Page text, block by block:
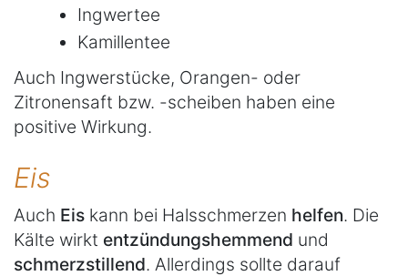
Ingwertee
Kamillentee
Auch Ingwerstücke, Orangen- oder
Zitronensaft bzw. -scheiben haben eine
positive Wirkung.
Eis
Auch Eis kann bei Halsschmerzen helfen. Die
Kälte wirkt entzündungshemmend und
schmerzstillend. Allerdings sollte darauf